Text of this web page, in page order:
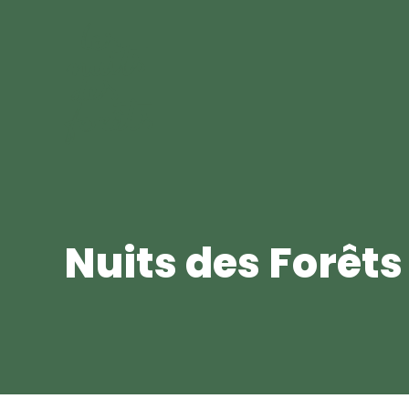
Nuits des